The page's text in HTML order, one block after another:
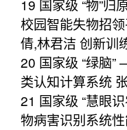
19 国家级 “物”
校园智能失物招
倩,林君洁 创新训
20 国家级 “绿脑
类认知计算系统
21 国家级 “慧眼
物病害识别系统